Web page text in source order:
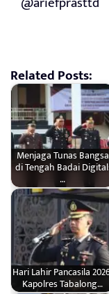
Related Posts:
Menjaga Tunas Bangsa
di Tengah Badai
…
Hari Lahir Pancasila
Kapolres Tabalong…